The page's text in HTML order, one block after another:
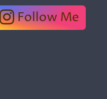
Follow Me